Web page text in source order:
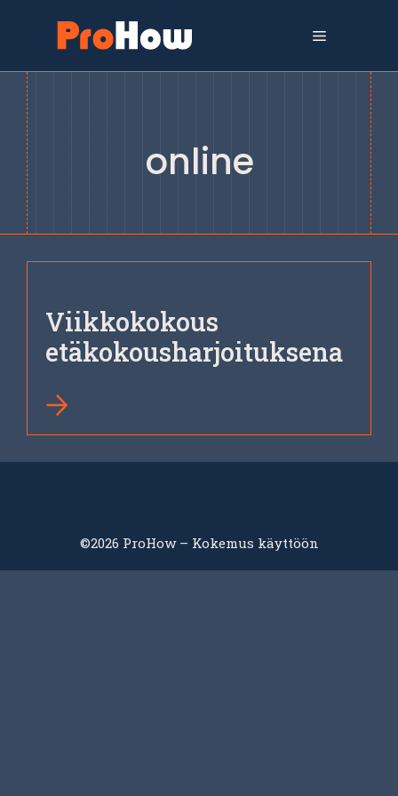
sisältöön
Valikko
online
Viikkokokous
etäkokousharjoituksena
©2026 ProHow – Kokemus käyttöön